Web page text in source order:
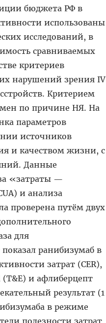
бюджета РФ в
использованы
исследований, в
сравниваемых
критериев
нарушений зрения IV
Критерием
по причине НЯ. На
параметров
источников
и качеством жизни, с
Данные
«затраты —
и анализа
проверена путём двух
для
ранибизумаб в
затрат (CER),
и афлиберцепт
результат (1
в режиме